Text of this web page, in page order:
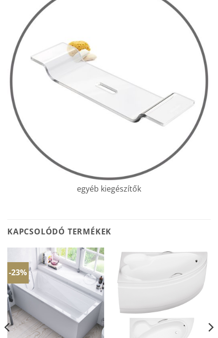
egyéb kiegészítők
KAPCSOLÓDÓ TERMÉKEK
-23%